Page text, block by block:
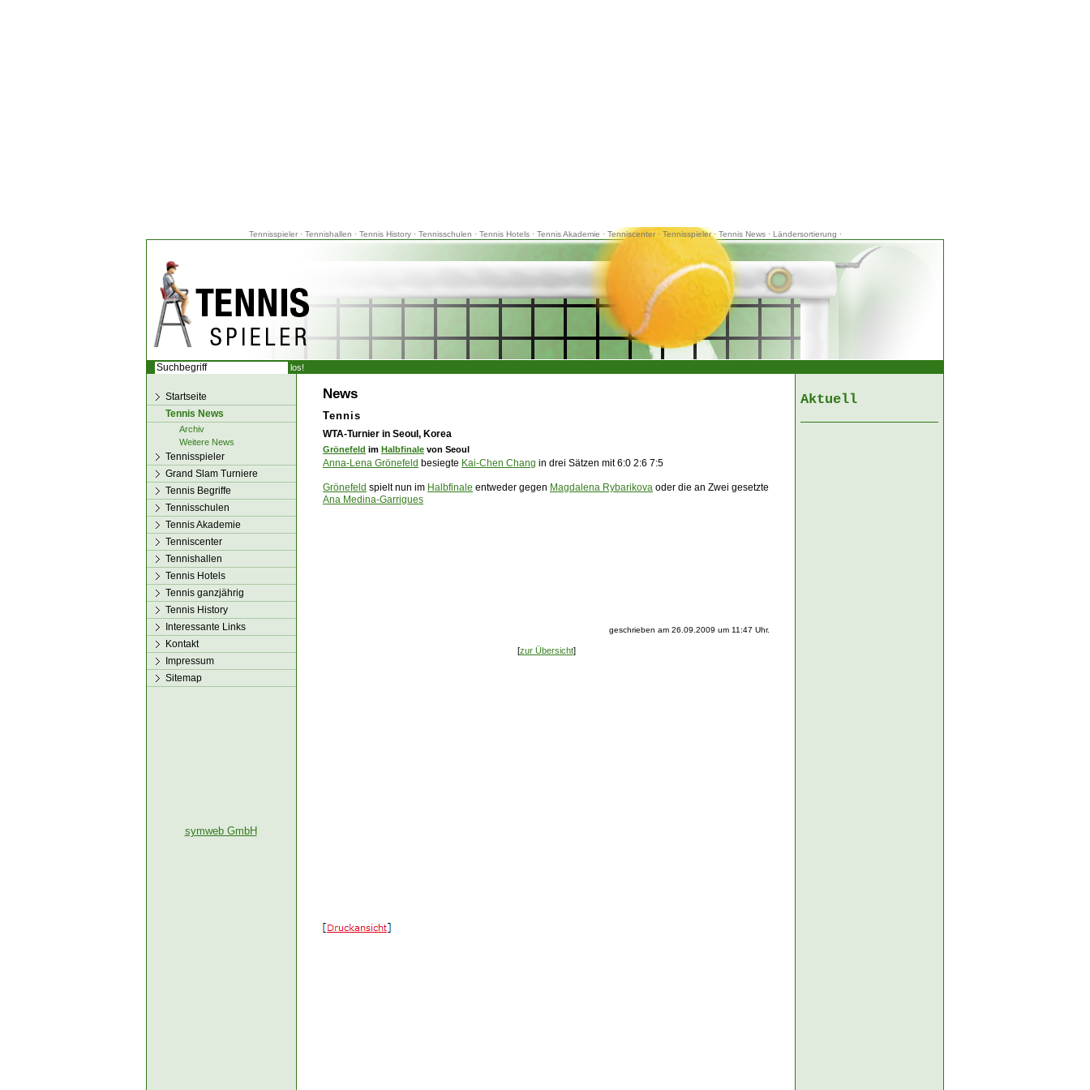
Tennisspieler· Tennishallen · Tennis History· Tennisschulen · Tennis Hotels · Tennis Akademie · Tenniscenter· Tennisspieler·Tennis News· Ländersortierung ·
News
Tennis
WTA-Turnier in Seoul, Korea
Grönefeld im Halbfinale von Seoul
Anna-Lena Grönefeld besiegte Kai-Chen Chang in drei Sätzen mit 6:0 2:6 7:5
Grönefeld spielt nun im Halbfinale entweder gegen Magdalena Rybarikova oder die an Zwei gesetzte
Ana Medina-Garrigues
geschrieben am 26.09.2009 um 11:47 Uhr.
[zur Übersicht]
Startseite
Tennis News
Archiv
Weitere News
Tennisspieler
Grand Slam Turniere
Tennis Begriffe
Tennisschulen
Tennis Akademie
Tenniscenter
Tennishallen
Tennis Hotels
Tennis ganzjährig
Tennis History
Interessante Links
Kontakt
Impressum
Sitemap
symweb GmbH
Aktuell
los!